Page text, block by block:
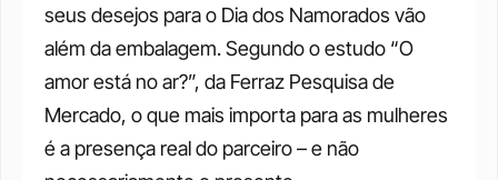
seus desejos para o Dia dos Namorados vão
além da embalagem. Segundo o estudo “O
amor está no ar?”, da Ferraz Pesquisa de
Mercado, o que mais importa para as mulheres
é a presença real do parceiro – e não